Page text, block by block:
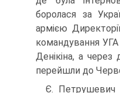
боролася за
армією
командування
Денікіна, а через
перейшли до
Є. Петрушевич